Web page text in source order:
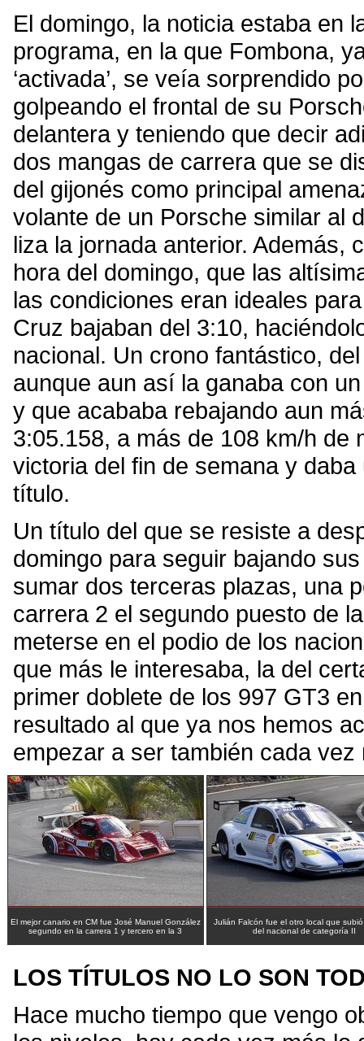
El domingo, la noticia estaba en
programa, en la que Fombona,
‘activada’, se veía sorprendido
golpeando el frontal de su
delantera y teniendo que decir
dos mangas de carrera que se
del gijonés como principal
volante de un Porsche similar al
liza la jornada anterior. Además,
hora del domingo, que las
las condiciones eran ideales
Cruz bajaban del 3:10,
nacional. Un crono fantástico,
aunque aun así la ganaba con
y que acababa rebajando aun
3:05.158, a más de 108 km/h de
victoria del fin de semana y
título.
Un título del que se resiste a
domingo para seguir bajando
sumar dos terceras plazas, una
carrera 2 el segundo puesto de
meterse en el podio de los
que más le interesaba, la del
primer doblete de los 997 GT3
resultado al que ya nos hemos
empezar a ser también cada
El mejor canario en CM fue José Manuel González
segundo en la carrera 1 y tercero en la 3
Julián Falcón fue el otro local que
del nacional de categoría II
LOS TÍTULOS NO LO SON
Hace mucho tiempo que vengo